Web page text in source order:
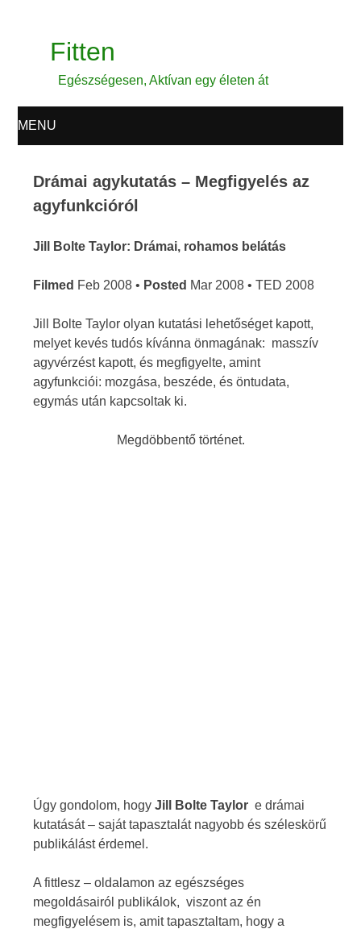
Fitten
Egészségesen, Aktívan egy életen át
MENU
Drámai agykutatás – Megfigyelés az
agyfunkcióról
Jill Bolte Taylor: Drámai, rohamos belátás
Filmed Feb 2008 • Posted Mar 2008 • TED 2008
Jill Bolte Taylor olyan kutatási lehetőséget kapott,
melyet kevés tudós kívánna önmagának: masszív
agyvérzést kapott, és megfigyelte, amint
agyfunkciói: mozgása, beszéde, és öntudata,
egymás után kapcsoltak ki.
Megdöbbentő történet.
Úgy gondolom, hogyJill Bolte Taylor e drámai
kutatását – saját tapasztalát nagyobb és széleskörű
publikálást érdemel.
A fittlesz – oldalamon az egészséges
megoldásairól publikálok, viszont az én
megfigyelésem is, amit tapasztaltam, hogy a